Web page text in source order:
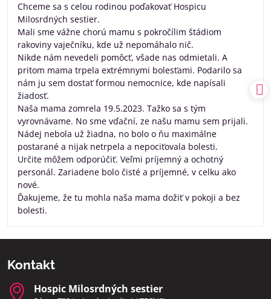
5
Chceme sa s celou rodinou poďakovať Hospicu
Milosrdných sestier.
Mali sme vážne chorú mamu s pokročílim štádiom
rakoviny vaječníku, kde už nepomáhalo nič.
Nikde nám nevedeli pomôcť, všade nas odmietali. A
pritom mama trpela extrémnymi bolesťami. Podarilo sa
nám ju sem dostať formou nemocnice, kde napísali
žiadosť.
Naša mama zomrela 19.5.2023. Tažko sa s tým
vyrovnávame. No sme vďační, ze našu mamu sem prijali.
Nádej nebola už žiadna, no bolo o ňu maximálne
postarané a nijak netrpela a nepociťovala bolesti.
Určite môžem odporúčiť. Veľmi príjemný a ochotný
personál. Zariadene bolo čisté a príjemné, v celku ako
nové.
Ďakujeme, že tu mohla naša mama dožiť v pokoji a bez
bolesti.
Kontakt
Hospic Milosrdných sestier